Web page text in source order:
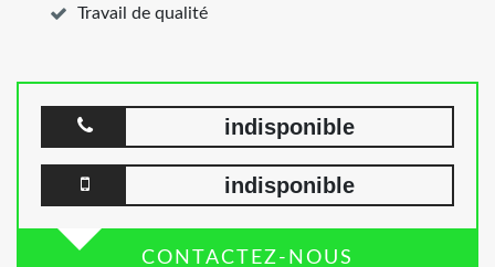
Travail de qualité
indisponible
indisponible
CONTACTEZ-NOUS